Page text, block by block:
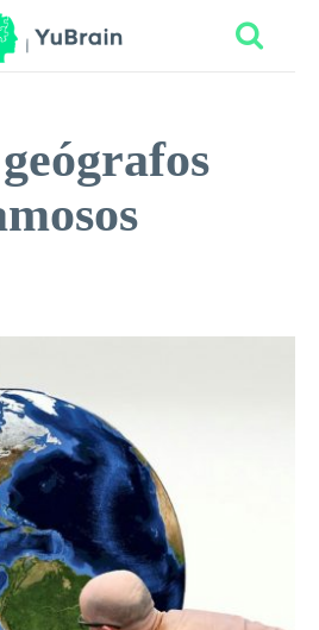
geógrafos